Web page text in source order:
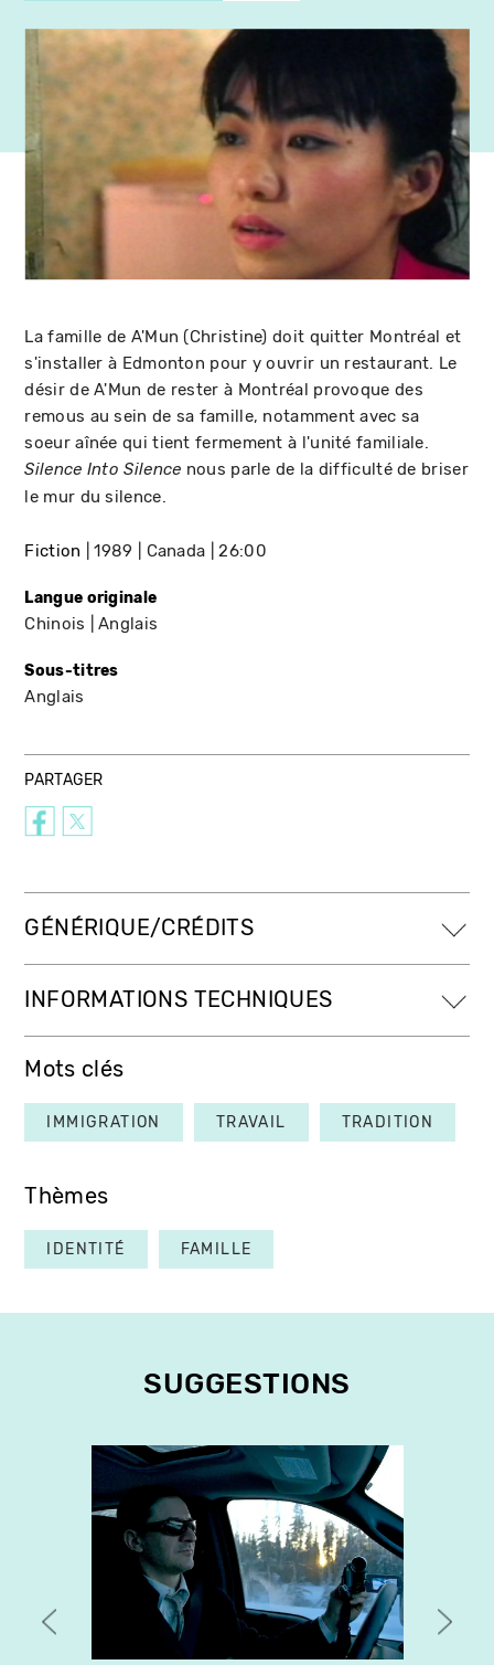
La famille de A'Mun (Christine) doit quitter Montréal et
s'installer à Edmonton pour y ouvrir un restaurant. Le
désir de A'Mun de rester à Montréal provoque des
remous au sein de sa famille, notamment avec sa
soeur aînée qui tient fermement à l'unité familiale.
Silence Into Silence nous parle de la difficulté de briser
le mur du silence.
Fiction 1989 Canada 26:00
Langue originale
Chinois Anglais
Sous-titres
Anglais
PARTAGER
GÉNÉRIQUE/CRÉDITS
INFORMATIONS TECHNIQUES
Mots clés
IMMIGRATION TRAVAIL TRADITION
Thèmes
IDENTITÉ FAMILLE
SUGGESTIONS